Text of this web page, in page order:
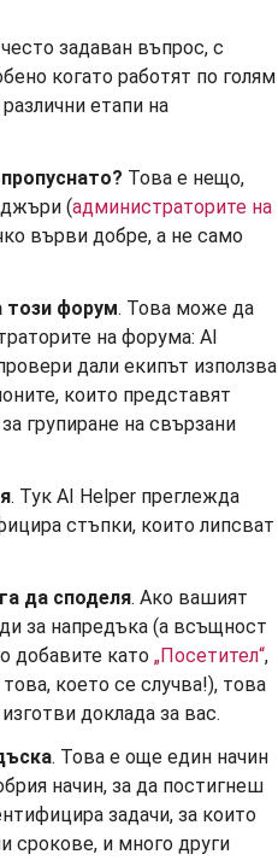
задаван въпрос, с
когато работят по голям
етапи на
Това е нещо,
(администраторите на
върви добре, а не само
този форум. Това може да
на форума: AI
дали екипът използва
които представят
групиране на свързани
. Тук AI Helper преглежда
стъпки, които липсват
да споделя. Ако вашият
за напредъка (а всъщност
добавите като „Посетител“,
което се случва!), това
доклада за вас.
. Това е още един начин
начин, за да постигнеш
задачи, за които
срокове, и много други